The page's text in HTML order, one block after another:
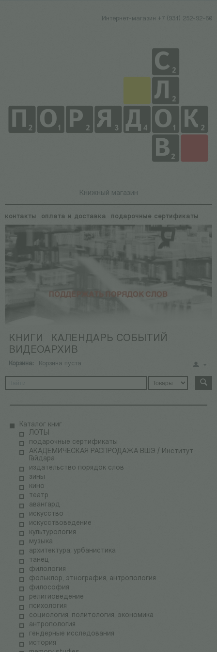
Интернет-магазин +7 (931) 252-92-60
Книжный магазин
контакты оплата и доставка подарочные сертификаты
КНИГИ
КАЛЕНДАРЬ СОБЫТИЙ
ВИДЕОАРХИВ
Корзина: Корзина пуста
Каталог книг
ЛОТЫ
подарочные сертификаты
АКАДЕМИЧЕСКАЯ РАСПРОДАЖА ВШЭ / Институт
Гайдара
издательство порядок слов
зины
кино
театр
авангард
искусство
искусствоведение
культурология
музыка
архитектура, урбанистика
танец
филология
фольклор, этнография, антропология
философия
религиоведение
психология
социология, политология, экономика
антропология
гендерные исследования
история